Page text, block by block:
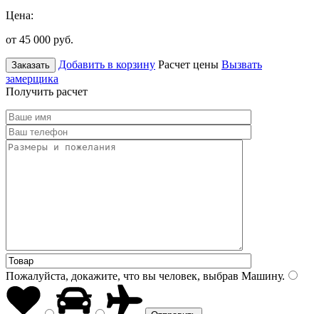
Цена:
от 45 000 руб.
Заказать Добавить в корзину Расчет цены Вызвать
замерщика
Получить расчет
Пожалуйста, докажите, что вы человек, выбрав Машину.